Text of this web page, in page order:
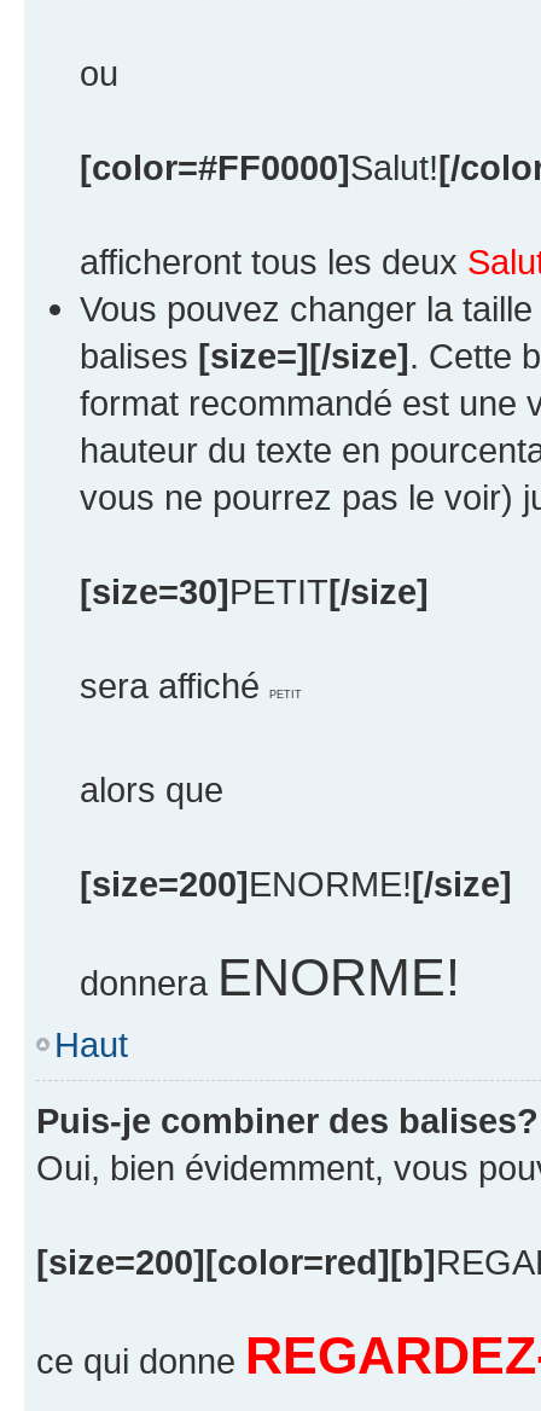
ou
[color=#FF0000]Salut![/
afficheront tous les deux
Vous pouvez changer la
balises [size=][/size]. Cette
format recommandé est une
hauteur du texte en
vous ne pourrez pas le voir)
[size=30]PETIT[/size]
sera affiché PETIT
alors que
[size=200]ENORME![/size]
donnera ENORME!
Haut
Puis-je combiner des balises?
Oui, bien évidemment, vous
[size=200][color=red][b]
ce qui donne